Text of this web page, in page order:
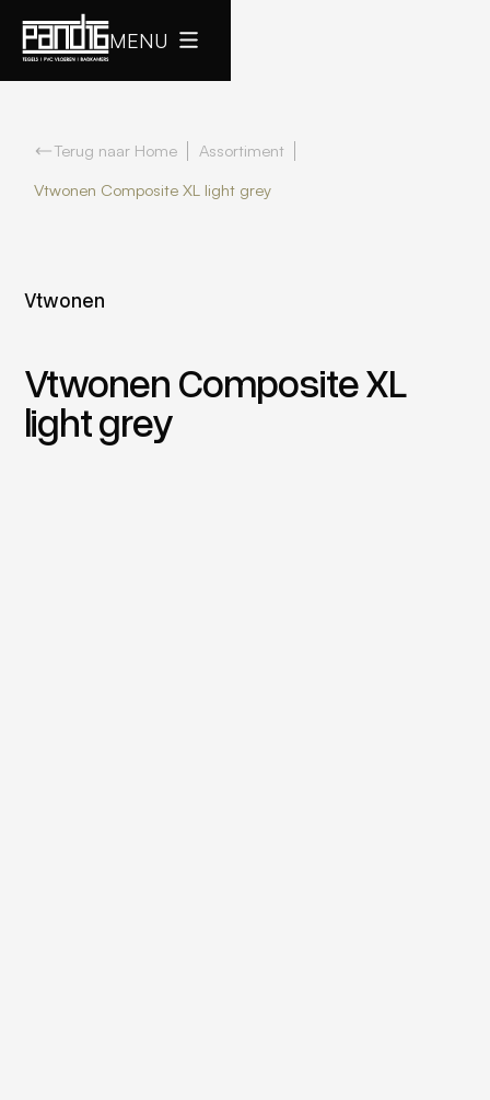
MENU
Terug naar Home
Assortiment
Vtwonen Composite XL light grey
Vtwonen
Vtwonen Composite XL
light grey